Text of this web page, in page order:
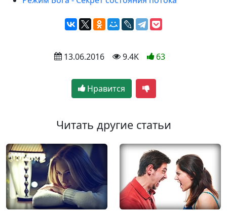
13.06.2016 9.4K 63
Нравится
Читать другие статьи